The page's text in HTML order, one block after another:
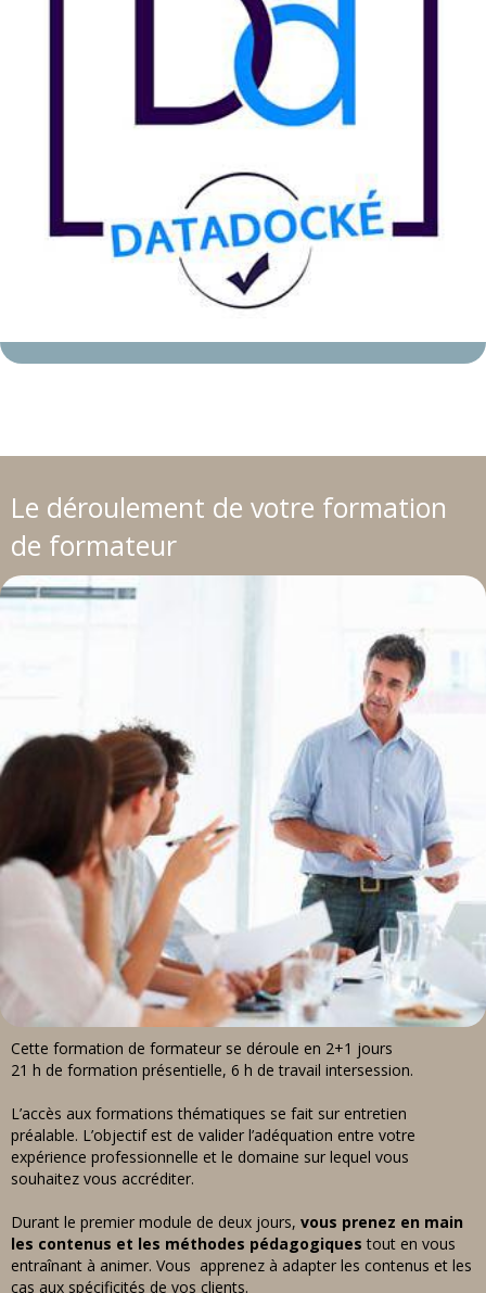
Le déroulement de votre formation
de formateur
Cette formation de formateur se déroule en 2+1 jours
21 h de formation présentielle, 6 h de travail intersession.
L’accès aux formations thématiques se fait sur entretien
préalable. L’objectif est de valider l’adéquation entre votre
expérience professionnelle et le domaine sur lequel vous
souhaitez vous accréditer.
Durant le premier module de deux jours, vous prenez en main
les contenus et les méthodes pédagogiques tout en vous
entraînant à animer. Vous apprenez à adapter les contenus et les
cas aux spécificités de vos clients.